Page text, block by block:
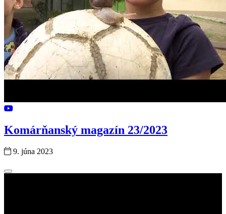
Komárňanský magazín 23/2023
9. júna 2023